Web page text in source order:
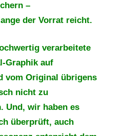
–
der Vorrat reicht.
verarbeitete
Graphik auf
vom Original übrigens
nicht zu
Und, wir haben es
überprüft, auch